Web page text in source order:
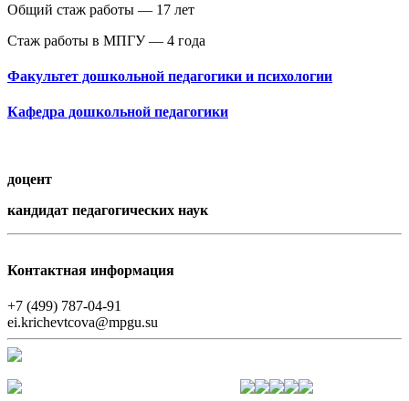
Общий стаж работы — 17 лет
Стаж работы в МПГУ — 4 года
Факультет дошкольной педагогики и психологии
Кафедра дошкольной педагогики
доцент
кандидат педагогических наук
Контактная информация
+7 (499) 787-04-91
ei.krichevtcova@mpgu.su